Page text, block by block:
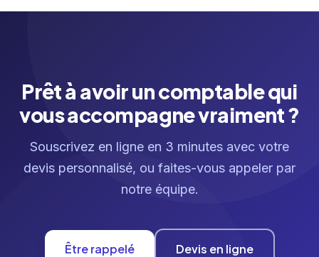
Prêt à avoir un comptable qui
vous accompagne vraiment ?
Souscrivez en ligne en 3 minutes avec votre
devis personnalisé, ou faites-vous appeler par
notre équipe.
Être rappelé Devis en ligne